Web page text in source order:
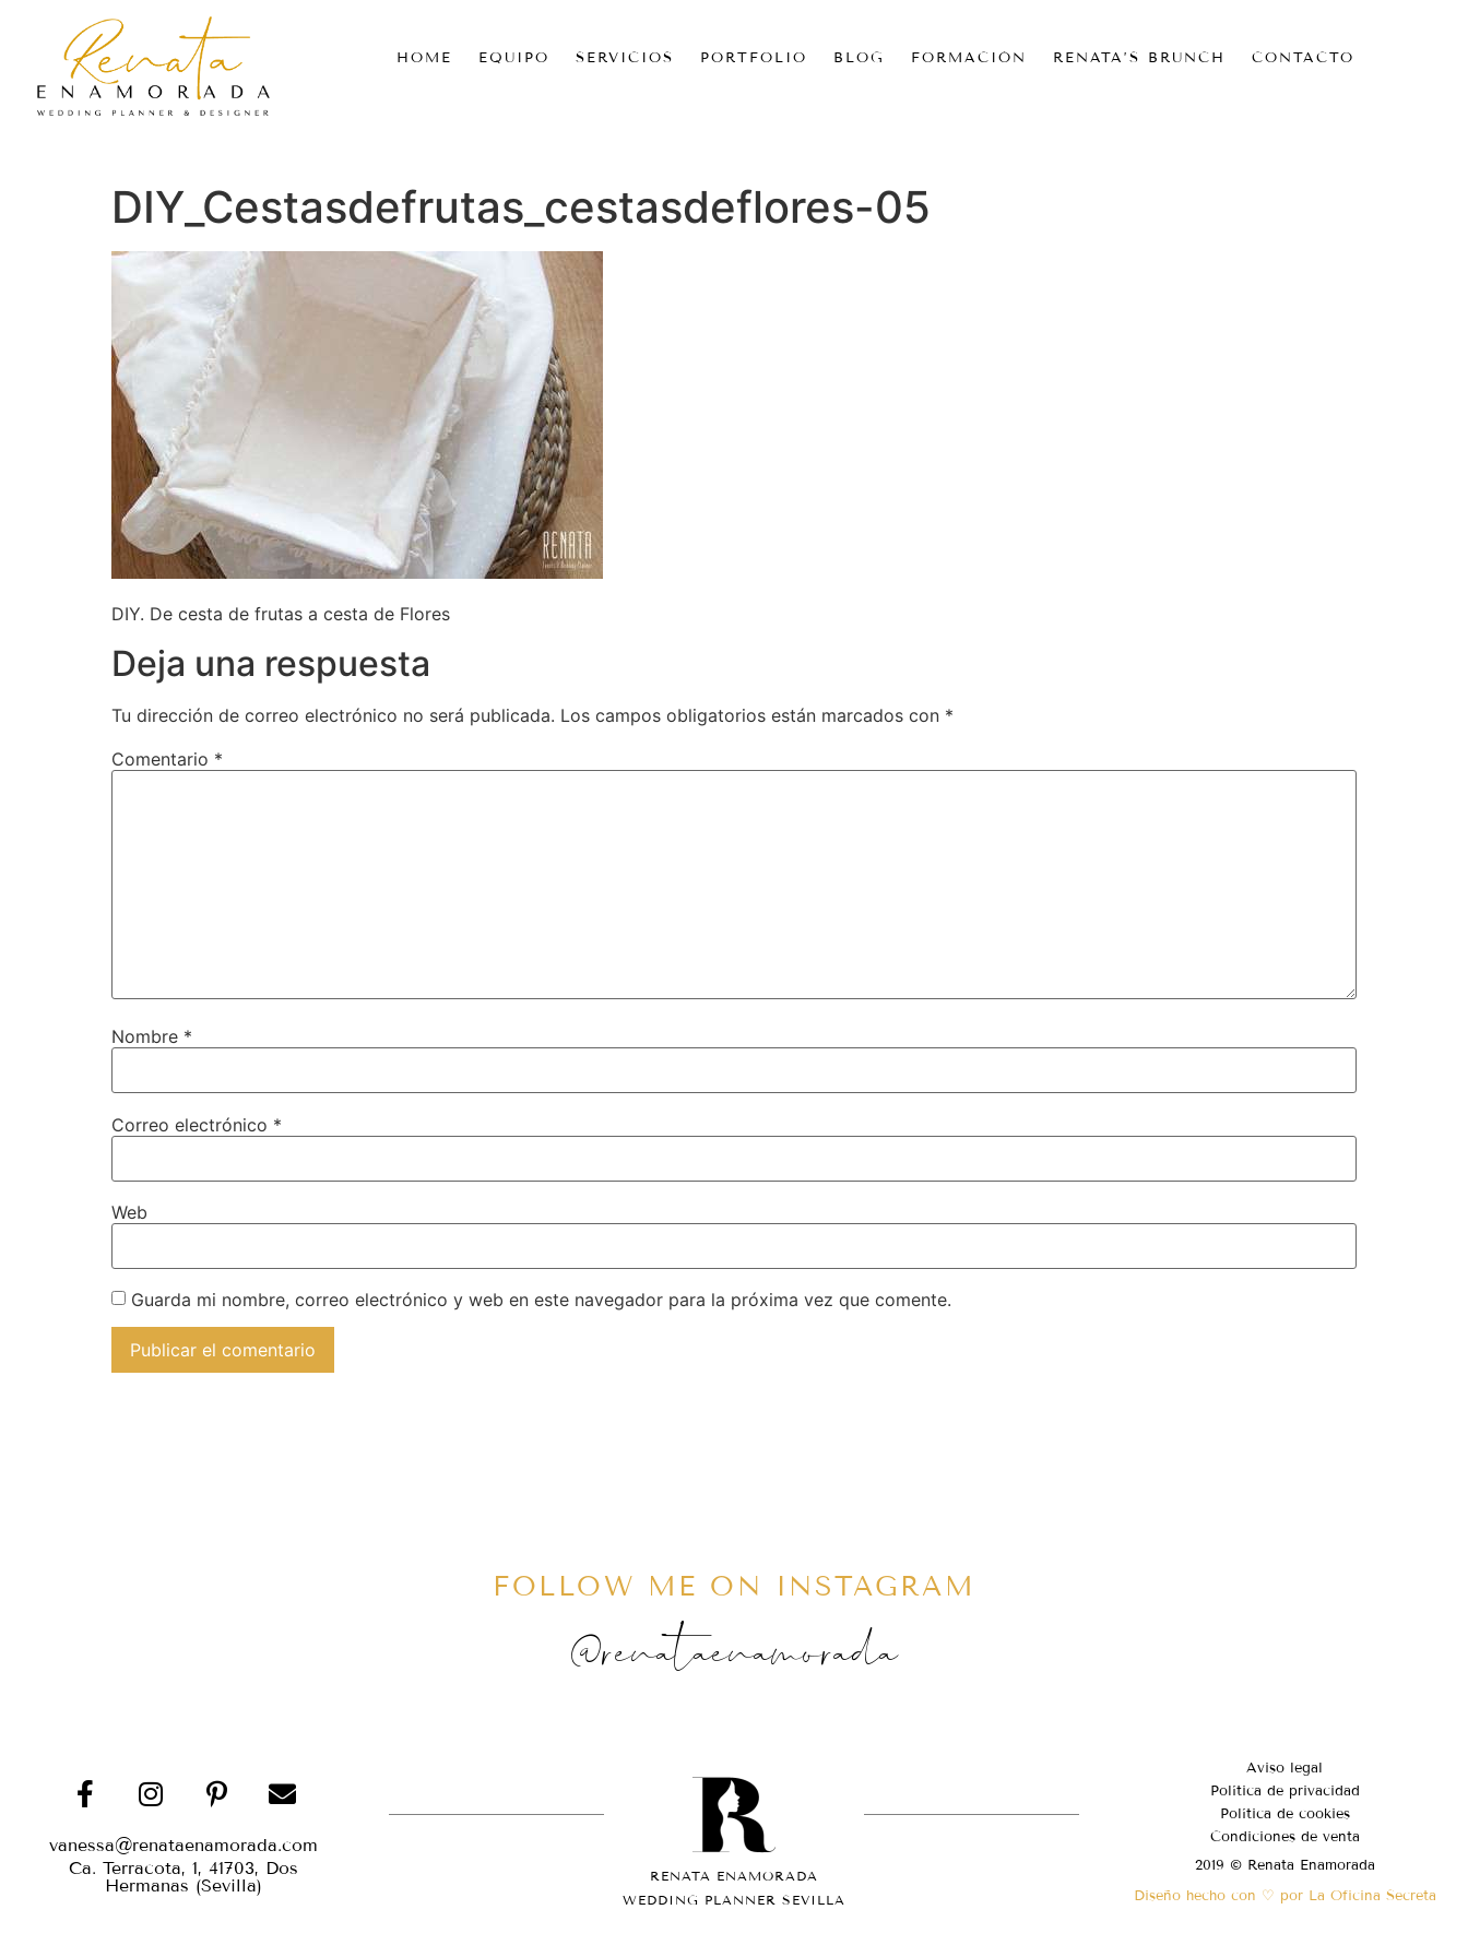
HOME EQUIPO SERVICIOS PORTFOLIO BLOG FORMACIÓN RENATA’S BRUNCH CONTACTO
DIY_Cestasdefrutas_cestasdeflores-05
DIY. De cesta de frutas a cesta de Flores
Deja una respuesta
Tu dirección de correo electrónico no será publicada. Los campos obligatorios están marcados con *
Comentario *
Nombre *
Correo electrónico *
Web
Guarda mi nombre, correo electrónico y web en este navegador para la próxima vez que comente.
FOLLOW ME ON INSTAGRAM
@renataenamorada
vanessa@renataenamorada.com
Ca. Terracota, 1, 41703, Dos
Hermanas (Sevilla)
RENATA ENAMORADA
WEDDING PLANNER SEVILLA
Aviso legal
Política de privacidad
Política de cookies
Condiciones de venta
2019 © Renata Enamorada
Diseño hecho con ♡ por La Oficina Secreta